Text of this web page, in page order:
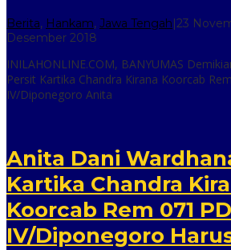
Berita, Hankam, Jawa Tengah|23
Desember 2018
online
INILAHONLINE.COM, BANYUMAS
Persit Kartika Chandra Kirana Koorcab
IV/Diponegoro Anita
Anita Dani
Kartika Chandra
Koorcab Rem 071 PD
IV/Diponegoro